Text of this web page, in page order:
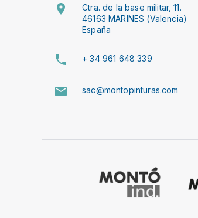
Ctra. de la base militar, 11.
46163 MARINES (Valencia)
España
+ 34 961 648 339
sac@montopinturas.com